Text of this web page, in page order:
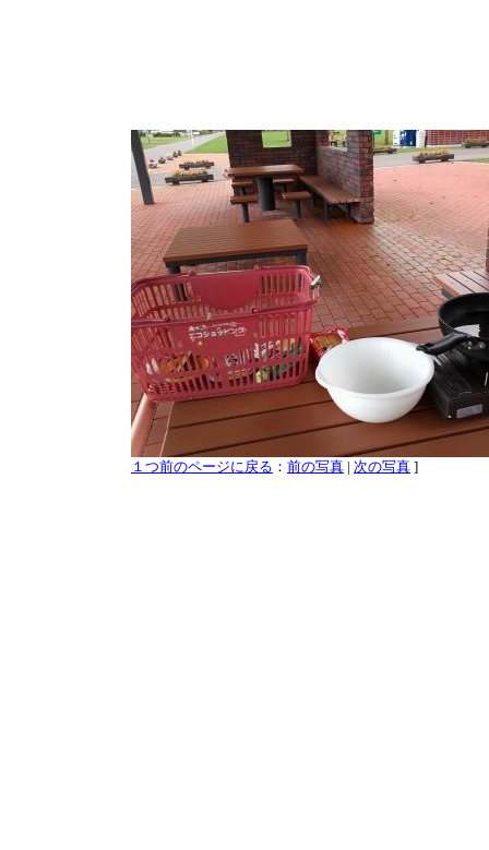
１つ前のページに戻る ： 前の写真 | 次の写真 ]